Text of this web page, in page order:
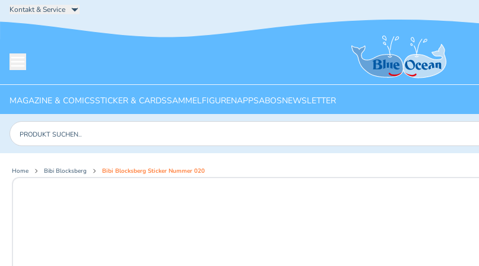
Kontakt & Service
Startseite
MAGAZINE & COMICSSTICKER & CARDSSAMMELFIGURENAPPSABOSNEWSLETTER
Produkte suchen
Home Bibi Blocksberg Bibi Blocksberg Sticker Nummer 020